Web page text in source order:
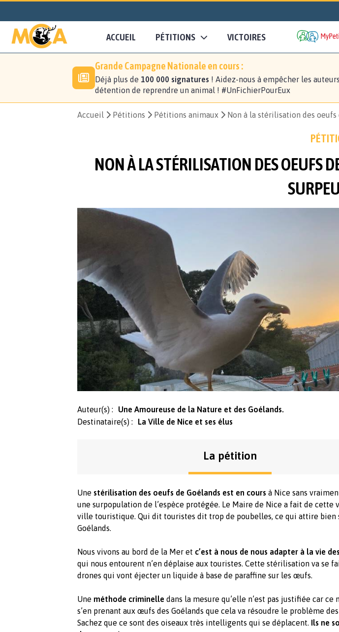
ACCUEIL PÉTITIONS VICTOIRES
Grande Campagne Nationale en cours :
Déjà plus de 100 000 signatures ! Aidez-nous à empêcher les
détention de reprendre un animal ! #UnFichierPourEux
Accueil Pétitions Pétitions animaux Non à la stérilisation des oeufs
NON À LA STÉRILISATION DES OEUFS
Auteur(s) :
Une Amoureuse de la Nature et des Goélands.
Destinataire(s) :
La Ville de Nice et ses élus
La pétition
Une stérilisation des oeufs de Goélands est en cours à Nice sans
une surpopulation de l’espèce protégée. Le Maire de Nice a fait de cette
ville touristique. Qui dit touristes dit trop de poubelles, ce qui attire bien
Goélands.
Nous vivons au bord de la Mer et c’est à nous de nous adapter à la vie
qui nous entourent n’en déplaise aux touristes. Cette stérilisation va se
drones qui vont éjecter un liquide à base de paraffine sur les œufs.
Une méthode criminelle dans la mesure qu’elle n’est pas justifiée car ce
s’en prenant aux œufs des Goélands que cela va résoudre le problème
Sachez que ce sont des oiseaux très intelligents qui se déplacent. Ils ne